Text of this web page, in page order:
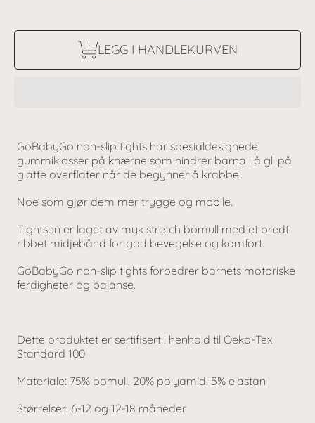
LEGG I HANDLEKURVEN
GoBabyGo non-slip tights har spesialdesignede
gummiklosser på knærne som hindrer barna i å gli på
glatte overflater når de begynner å krabbe.
Noe som gjør dem mer trygge og mobile.
Tightsen er laget av myk stretch bomull med et bredt
ribbet midjebånd for god bevegelse og komfort.
GoBabyGo non-slip tights forbedrer barnets motoriske
ferdigheter og balanse.
Dette produktet er sertifisert i henhold til Oeko-Tex
Standard 100
Materiale: 75% bomull, 20% polyamid, 5% elastan
Størrelser: 6-12 og 12-18 måneder